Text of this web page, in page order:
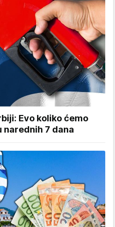
Evo koliko ćemo
narednih 7 dana